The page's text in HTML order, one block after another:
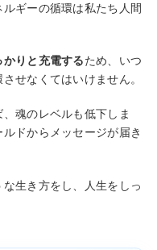
ルギーの循環は私たち人間
りと充電するため、いつ
せなくてはいけません。
魂のレベルも低下しま
ドからメッセージが届き
生き方をし、人生をしっ